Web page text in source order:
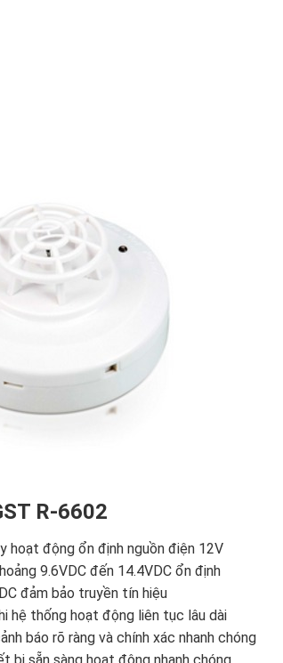
R-6602
hoạt động ổn định nguồn điện 12V
9.6VDC đến 14.4VDC ổn định
đảm bảo truyền tín hiệu
hệ thống hoạt động liên tục lâu dài
báo rõ ràng và chính xác nhanh chóng